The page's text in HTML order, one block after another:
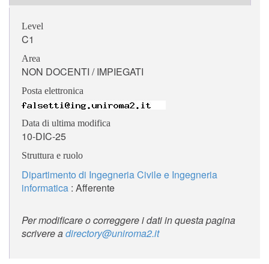
Level
C1
Area
NON DOCENTI / IMPIEGATI
Posta elettronica
Data di ultima modifica
10-DIC-25
Struttura e ruolo
Dipartimento di Ingegneria Civile e Ingegneria
informatica : Afferente
Per modificare o correggere i dati in questa pagina
scrivere adirectory@uniroma2.it